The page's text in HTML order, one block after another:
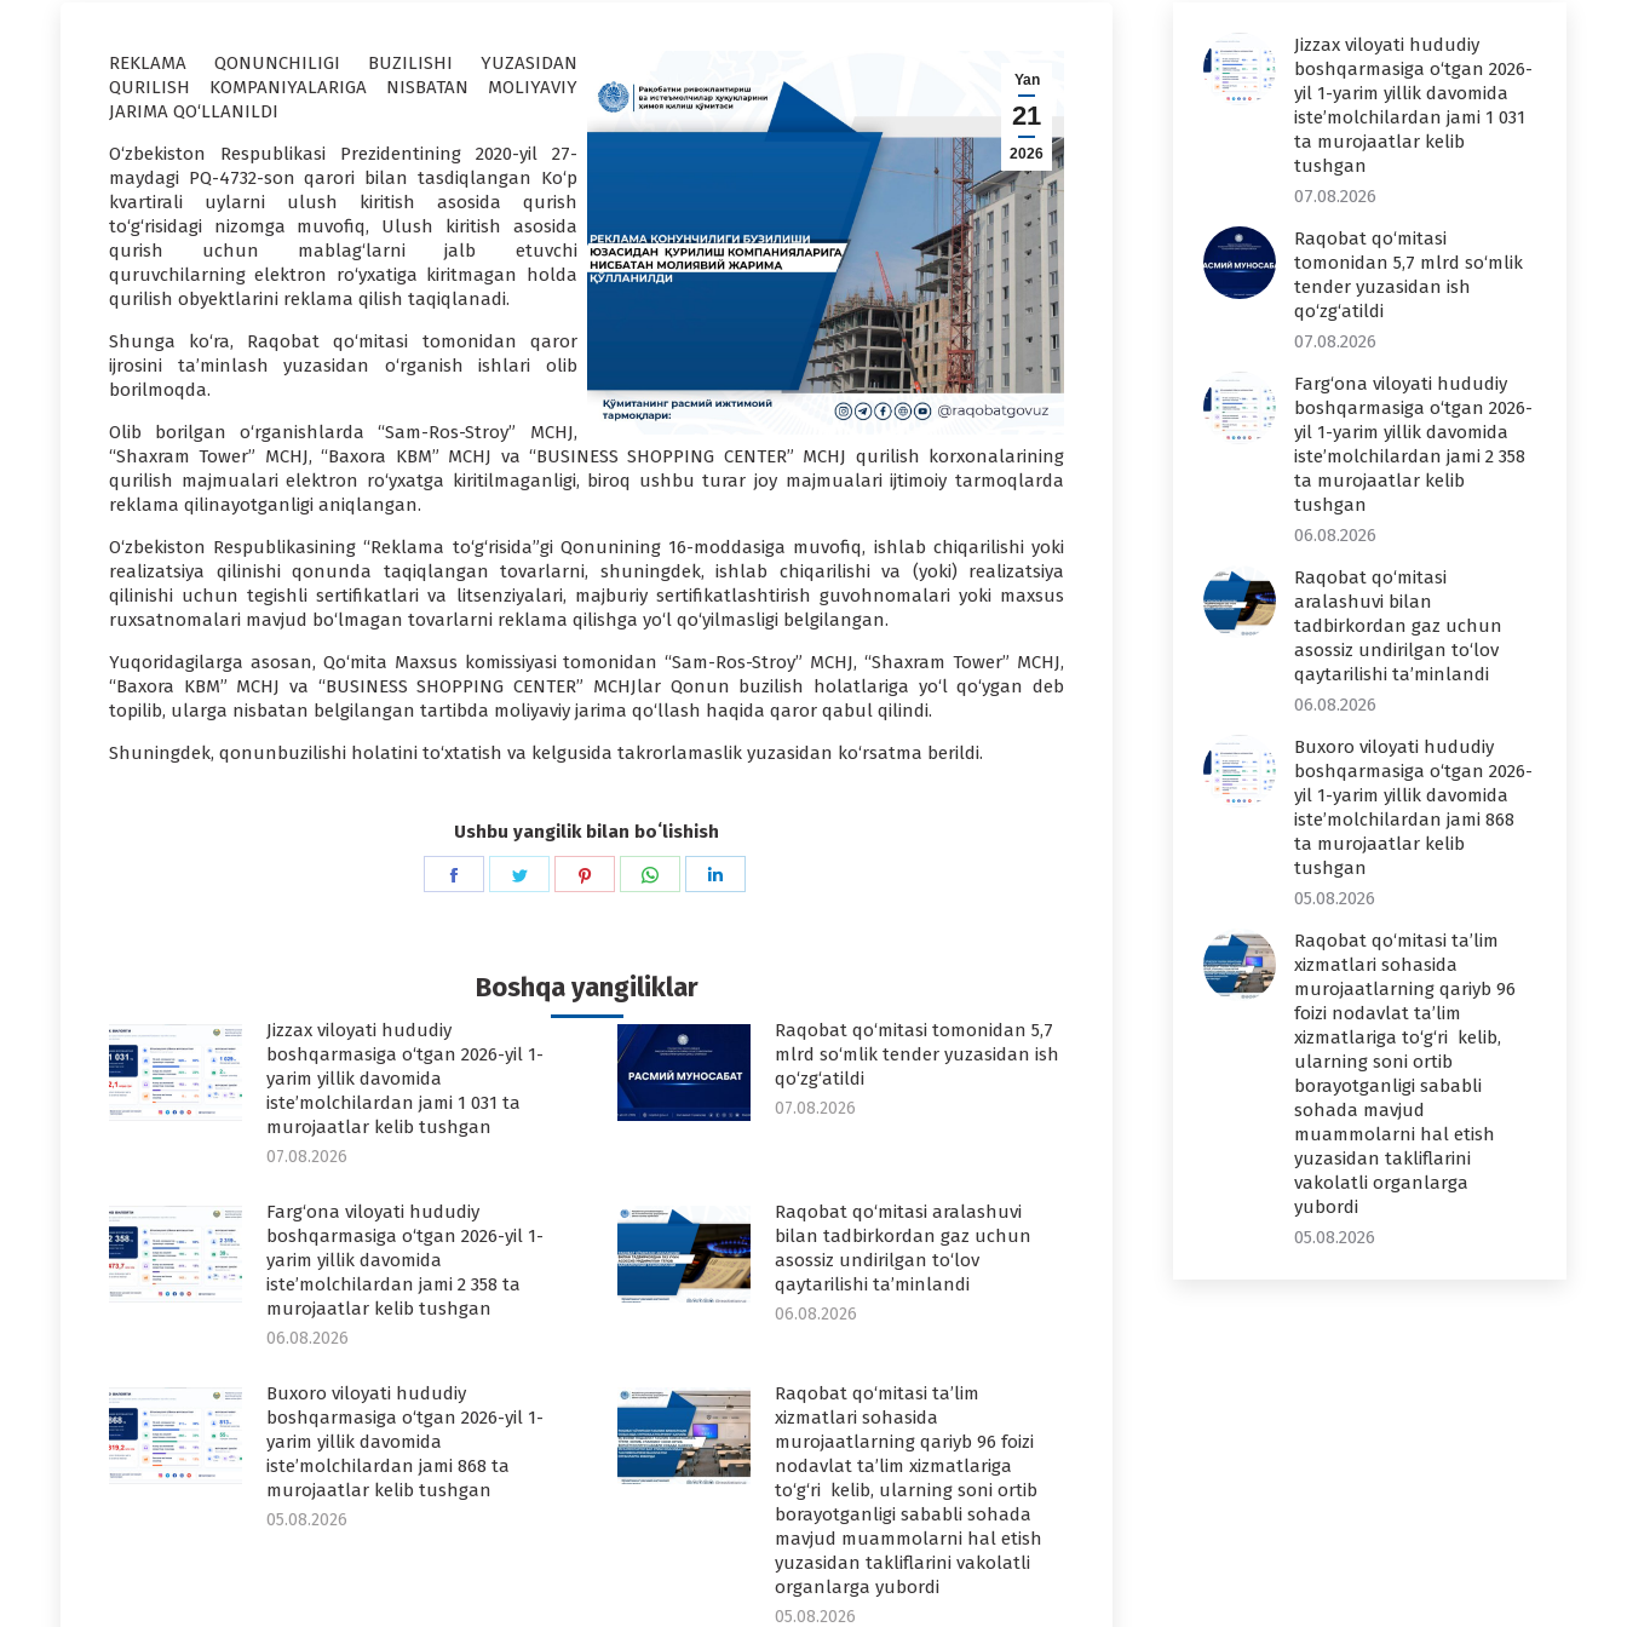
Yan
21
2026
REKLAMA QONUNCHILIGI BUZILISHI YUZASIDAN
QURILISH KOMPANIYALARIGA NISBATAN MOLIYAVIY
JARIMA QO‘LLANILDI
O‘zbekiston Respublikasi Prezidentining 2020-yil 27-
maydagi PQ-4732-son qarori bilan tasdiqlangan Ko‘p
kvartirali uylarni ulush kiritish asosida qurish
to‘g‘risidagi nizomga muvofiq, Ulush kiritish asosida
qurish uchun mablag‘larni jalb etuvchi
quruvchilarning elektron ro‘yxatiga kiritmagan holda
qurilish obyektlarini reklama qilish taqiqlanadi.
Shunga ko‘ra, Raqobat qo‘mitasi tomonidan qaror
ijrosini ta’minlash yuzasidan o‘rganish ishlari olib
borilmoqda.
Olib borilgan o‘rganishlarda “Sam-Ros-Stroy” MCHJ,
“Shaxram Tower” MCHJ, “Baxora KBM” MCHJ va “BUSINESS SHOPPING CENTER” MCHJ qurilish korxonalarining
qurilish majmualari elektron ro‘yxatga kiritilmaganligi, biroq ushbu turar joy majmualari ijtimoiy tarmoqlarda
reklama qilinayotganligi aniqlangan.
O‘zbekiston Respublikasining “Reklama to‘g‘risida”gi Qonunining 16-moddasiga muvofiq, ishlab chiqarilishi yoki
realizatsiya qilinishi qonunda taqiqlangan tovarlarni, shuningdek, ishlab chiqarilishi va (yoki) realizatsiya
qilinishi uchun tegishli sertifikatlari va litsenziyalari, majburiy sertifikatlashtirish guvohnomalari yoki maxsus
ruxsatnomalari mavjud bo‘lmagan tovarlarni reklama qilishga yo‘l qo‘yilmasligi belgilangan.
Yuqoridagilarga asosan, Qo‘mita Maxsus komissiyasi tomonidan “Sam-Ros-Stroy” MCHJ, “Shaxram Tower” MCHJ,
“Baxora KBM” MCHJ va “BUSINESS SHOPPING CENTER” MCHJlar Qonun buzilish holatlariga yo‘l qo‘ygan deb
topilib, ularga nisbatan belgilangan tartibda moliyaviy jarima qo‘llash haqida qaror qabul qilindi.
Shuningdek, qonunbuzilishi holatini to‘xtatish va kelgusida takrorlamaslik yuzasidan ko‘rsatma berildi.
Ushbu yangilik bilan boʻlishish
Share
Share
Share
Share
Boshqa yangiliklar
Jizzax viloyati hududiy
boshqarmasiga o‘tgan 2026-yil 1-
yarim yillik davomida
iste’molchilardan jami 1 031 ta
murojaatlar kelib tushgan
07.08.2026
Raqobat qo‘mitasi tomonidan 5,7
mlrd so‘mlik tender yuzasidan ish
qo‘zg‘atildi
07.08.2026
Farg‘ona viloyati hududiy
boshqarmasiga o‘tgan 2026-yil 1-
yarim yillik davomida
iste’molchilardan jami 2 358 ta
murojaatlar kelib tushgan
06.08.2026
Raqobat qo‘mitasi aralashuvi
bilan tadbirkordan gaz uchun
asossiz undirilgan to‘lov
qaytarilishi ta’minlandi
06.08.2026
Buxoro viloyati hududiy
boshqarmasiga o‘tgan 2026-yil 1-
yarim yillik davomida
iste’molchilardan jami 868 ta
murojaatlar kelib tushgan
05.08.2026
Raqobat qo‘mitasi ta’lim
xizmatlari sohasida
murojaatlarning qariyb 96 foizi
nodavlat ta’lim xizmatlariga
to‘g‘ri kelib, ularning soni ortib
borayotganligi sababli sohada
mavjud muammolarni hal etish
yuzasidan takliflarini vakolatli
organlarga yubordi
05.08.2026
Jizzax viloyati hududiy
boshqarmasiga o‘tgan 2026-
yil 1-yarim yillik davomida
iste’molchilardan jami 1 031
ta murojaatlar kelib
tushgan
07.08.2026
Raqobat qo‘mitasi
tomonidan 5,7 mlrd so‘mlik
tender yuzasidan ish
qo‘zg‘atildi
07.08.2026
Farg‘ona viloyati hududiy
boshqarmasiga o‘tgan 2026-
yil 1-yarim yillik davomida
iste’molchilardan jami 2 358
ta murojaatlar kelib
tushgan
06.08.2026
Raqobat qo‘mitasi
aralashuvi bilan
tadbirkordan gaz uchun
asossiz undirilgan to‘lov
qaytarilishi ta’minlandi
06.08.2026
Buxoro viloyati hududiy
boshqarmasiga o‘tgan 2026-
yil 1-yarim yillik davomida
iste’molchilardan jami 868
ta murojaatlar kelib
tushgan
05.08.2026
Raqobat qo‘mitasi ta’lim
xizmatlari sohasida
murojaatlarning qariyb 96
foizi nodavlat ta’lim
xizmatlariga to‘g‘ri kelib,
ularning soni ortib
borayotganligi sababli
sohada mavjud
muammolarni hal etish
yuzasidan takliflarini
vakolatli organlarga
yubordi
05.08.2026